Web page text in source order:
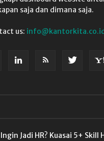
saja dan dimana saja.
us: info@kantorkita.co.id
Ingin Jadi HR? Kuasai 5+ Skill